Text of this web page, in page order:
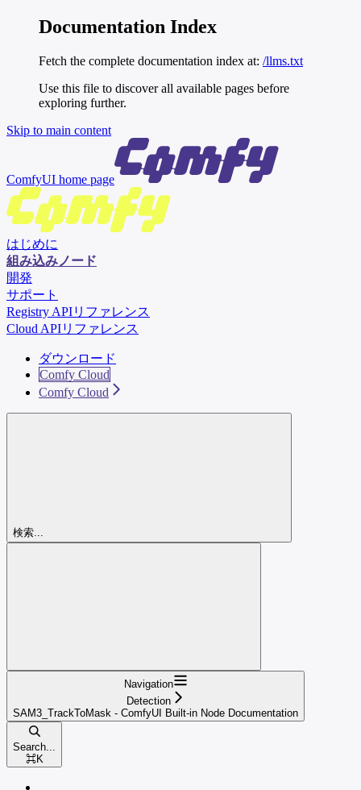
Documentation Index
Fetch the complete documentation index at: /llms.txt
Use this file to discover all available pages before
exploring further.
Skip to main content
ComfyUI home page
はじめに
組み込みノード
開発
サポート
Registry APIリファレンス
Cloud APIリファレンス
ダウンロード
Comfy Cloud
Comfy Cloud
検索...
Navigation
Detection
SAM3_TrackToMask - ComfyUI Built-in Node Documentation
Search...
⌘K